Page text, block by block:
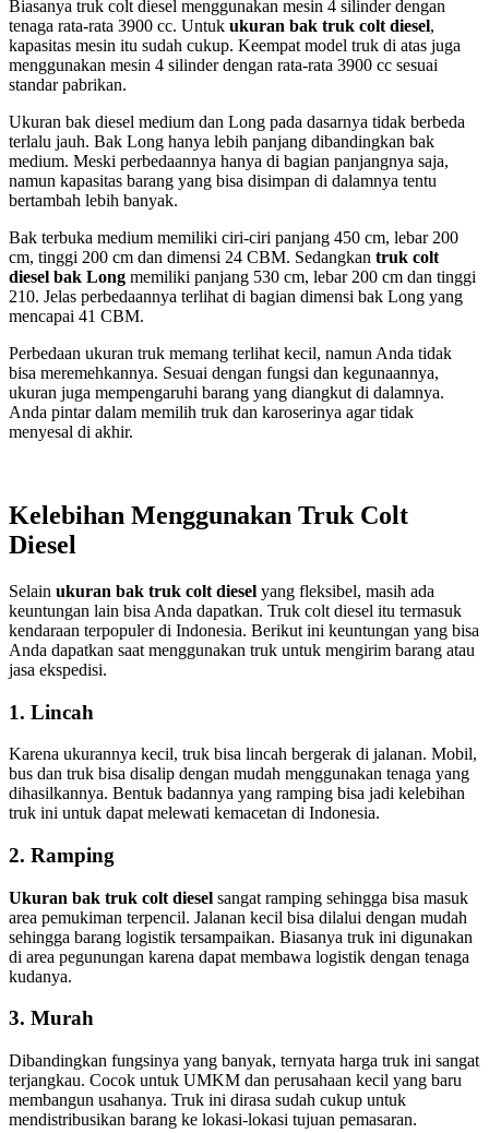
Biasanya truk colt diesel menggunakan mesin 4 silinder dengan
tenaga rata-rata 3900 cc. Untuk ukuran bak truk colt diesel,
kapasitas mesin itu sudah cukup. Keempat model truk di atas juga
menggunakan mesin 4 silinder dengan rata-rata 3900 cc sesuai
standar pabrikan.
Ukuran bak diesel medium dan Long pada dasarnya tidak berbeda
terlalu jauh. Bak Long hanya lebih panjang dibandingkan bak
medium. Meski perbedaannya hanya di bagian panjangnya saja,
namun kapasitas barang yang bisa disimpan di dalamnya tentu
bertambah lebih banyak.
Bak terbuka medium memiliki ciri-ciri panjang 450 cm, lebar 200
cm, tinggi 200 cm dan dimensi 24 CBM. Sedangkan truk colt
diesel bak Long memiliki panjang 530 cm, lebar 200 cm dan tinggi
210. Jelas perbedaannya terlihat di bagian dimensi bak Long yang
mencapai 41 CBM.
Perbedaan ukuran truk memang terlihat kecil, namun Anda tidak
bisa meremehkannya. Sesuai dengan fungsi dan kegunaannya,
ukuran juga mempengaruhi barang yang diangkut di dalamnya.
Anda pintar dalam memilih truk dan karoserinya agar tidak
menyesal di akhir.
Kelebihan Menggunakan Truk Colt
Diesel
Selain ukuran bak truk colt diesel yang fleksibel, masih ada
keuntungan lain bisa Anda dapatkan. Truk colt diesel itu termasuk
kendaraan terpopuler di Indonesia. Berikut ini keuntungan yang bisa
Anda dapatkan saat menggunakan truk untuk mengirim barang atau
jasa ekspedisi.
1. Lincah
Karena ukurannya kecil, truk bisa lincah bergerak di jalanan. Mobil,
bus dan truk bisa disalip dengan mudah menggunakan tenaga yang
dihasilkannya. Bentuk badannya yang ramping bisa jadi kelebihan
truk ini untuk dapat melewati kemacetan di Indonesia.
2. Ramping
Ukuran bak truk colt diesel sangat ramping sehingga bisa masuk
area pemukiman terpencil. Jalanan kecil bisa dilalui dengan mudah
sehingga barang logistik tersampaikan. Biasanya truk ini digunakan
di area pegunungan karena dapat membawa logistik dengan tenaga
kudanya.
3. Murah
Dibandingkan fungsinya yang banyak, ternyata harga truk ini sangat
terjangkau. Cocok untuk UMKM dan perusahaan kecil yang baru
membangun usahanya. Truk ini dirasa sudah cukup untuk
mendistribusikan barang ke lokasi-lokasi tujuan pemasaran.